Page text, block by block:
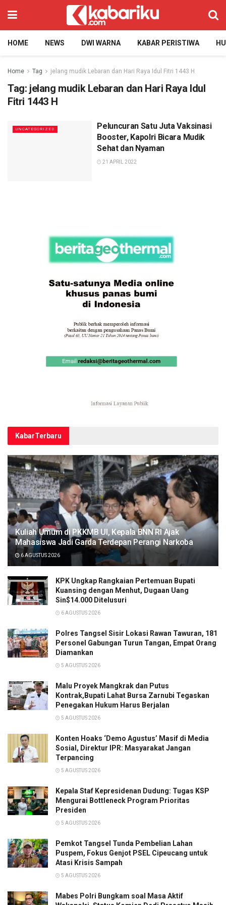
HOME NEWS DWI WARNA KABAR PERISTIWA
Home Tag jelang mudik Lebaran dan Hari Raya Idul Fitri 1443 H
Tag: jelang mudik Lebaran dan Hari Raya Idul
Fitri 1443 H
UNCATEGORIZED
Peluncuran Satu Juta Vaksinasi
Booster, Kapolri Bicara Mudik
Sehat dan Nyaman
21 APRIL 2022
KabarTerbaru
Kuliah Umum di PKKMB UI, Kepala BNN RI Ajak
Mahasiswa Jadi Garda Terdepan Perangi Narkoba
6 AGUSTUS 2026
KPK Ungkap Rangkaian Pertemuan Bupati
Kuansing dengan Menhut, Dugaan Uang
Sin$14.000 Ditelusuri
6 AGUSTUS 2026
Polres Tangsel Sisir Lokasi Rawan Tawuran, 181
Personel Gabungan Turun Tangan, Empat Orang
Diamankan
5 AGUSTUS 2026
Malu Proyek Mangkrak dan Putus
Kontrak,Bupati Lahat Bursa Zarnubi Tegaskan
Penegakan Hukum Harus Berjalan
5 AGUSTUS 2026
Konten Hoaks ‘Demo Agustus’ Masif di Media
Sosial, Direktur IPR: Masyarakat Jangan
Terpancing
5 AGUSTUS 2026
Kepala Staf Kepresidenan Dudung: Tugas KSP
Mengurai Bottleneck Program Prioritas
Presiden
5 AGUSTUS 2026
Pemkot Tangsel Tunda Pembelian Lahan
Puspem, Fokus Genjot PSEL Cipeucang untuk
Atasi Krisis Sampah
5 AGUSTUS 2026
Mabes Polri Bungkam soal Masa Aktif